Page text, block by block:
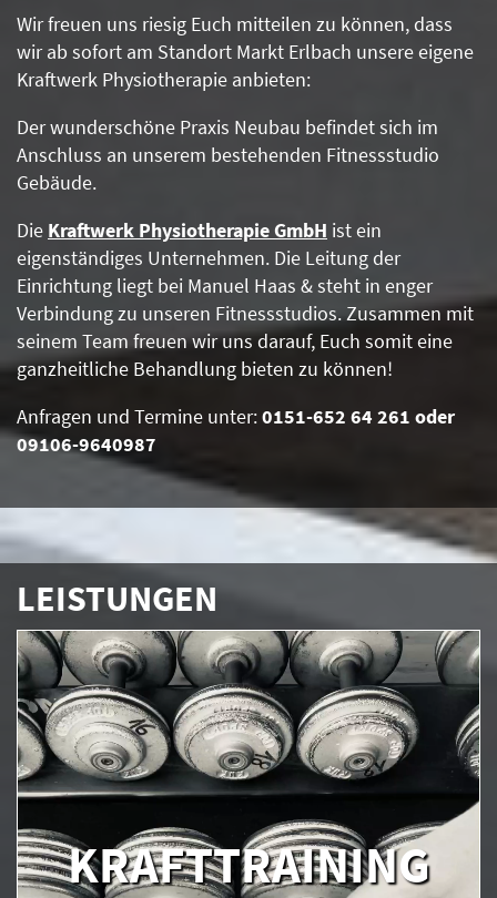
Wir freuen uns riesig Euch mitteilen zu können, dass
wir ab sofort am Standort Markt Erlbach unsere eigene
Kraftwerk Physiotherapie anbieten:
Der wunderschöne Praxis Neubau befindet sich im
Anschluss an unserem bestehenden Fitnessstudio
Gebäude.
Die Kraftwerk Physiotherapie GmbH ist ein
eigenständiges Unternehmen. Die Leitung der
Einrichtung liegt bei Manuel Haas & steht in enger
Verbindung zu unseren Fitnessstudios. Zusammen mit
seinem Team freuen wir uns darauf, Euch somit eine
ganzheitliche Behandlung bieten zu können!
Anfragen und Termine unter:0151-652 64 261 oder
09106-9640987
LEISTUNGEN
KRAFTTRAINING